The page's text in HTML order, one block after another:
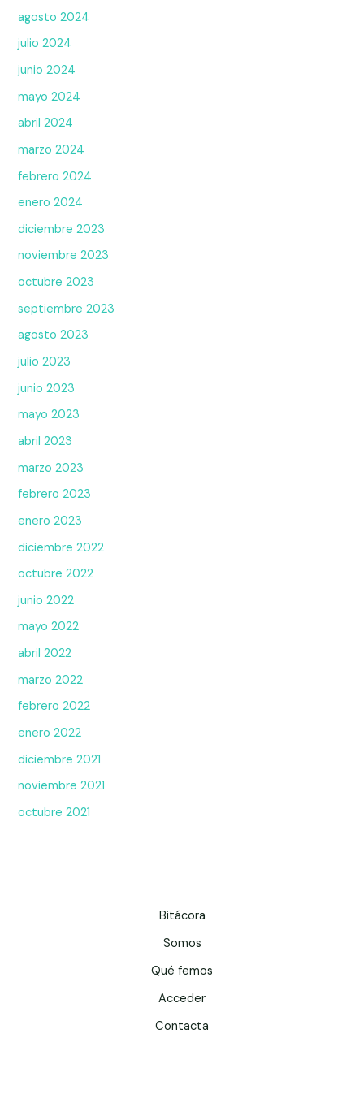
agosto 2024
julio 2024
junio 2024
mayo 2024
abril 2024
marzo 2024
febrero 2024
enero 2024
diciembre 2023
noviembre 2023
octubre 2023
septiembre 2023
agosto 2023
julio 2023
junio 2023
mayo 2023
abril 2023
marzo 2023
febrero 2023
enero 2023
diciembre 2022
octubre 2022
junio 2022
mayo 2022
abril 2022
marzo 2022
febrero 2022
enero 2022
diciembre 2021
noviembre 2021
octubre 2021
Bitácora
Somos
Qué femos
Acceder
Contacta